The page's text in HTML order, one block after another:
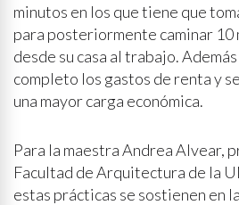
minutos en los que tiene que
para posteriormente caminar 10
desde su casa al trabajo.
completo los gastos de renta y
una mayor carga económica.
Para la maestra Andrea Alvear,
Facultad de Arquitectura de la
estas prácticas se sostienen en